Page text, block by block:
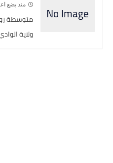
منذ بضع
متوسطة
ولاية